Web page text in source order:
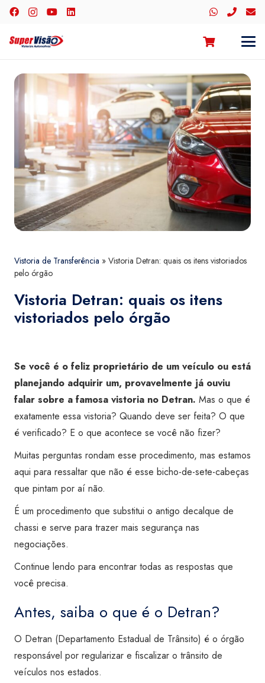
Vistoria de Transferência » Vistoria Detran: quais os itens vistoriados
pelo órgão
Vistoria Detran: quais os itens
vistoriados pelo órgão
Se você é o feliz proprietário de um veículo ou está
planejando adquirir um, provavelmente já ouviu
falar sobre a famosa vistoria no Detran. Mas o que é
exatamente essa vistoria? Quando deve ser feita? O que
é verificado? E o que acontece se você não fizer?
Muitas perguntas rondam esse procedimento, mas estamos
aqui para ressaltar que não é esse bicho-de-sete-cabeças
que pintam por aí não.
É um procedimento que substitui o antigo decalque de
chassi e serve para trazer mais segurança nas
negociações.
Continue lendo para encontrar todas as respostas que
você precisa.
Antes, saiba o que é o Detran?
O Detran (Departamento Estadual de Trânsito) é o órgão
responsável por regularizar e fiscalizar o trânsito de
veículos nos estados.